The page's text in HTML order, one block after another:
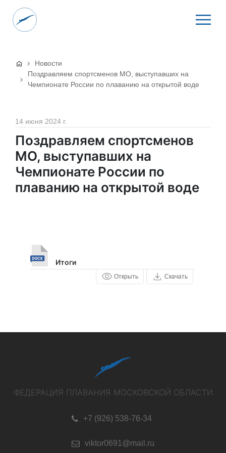
Новости
Поздравляем спортсменов МО, выступавших на
Чемпионате России по плаванию на открытой воде
14 июня 2024 г.
Поздравляем спортсменов
МО, выступавших на
Чемпионате России по
плаванию на открытой воде
Итоги
Открыть Скачать
ФЕДЕРАЦИЯ ПЛАВАНИЯ МОСКОВСКОЙ ОБЛАСТИ
+7 (926) 538-76-34
viktor0691@mail.ru